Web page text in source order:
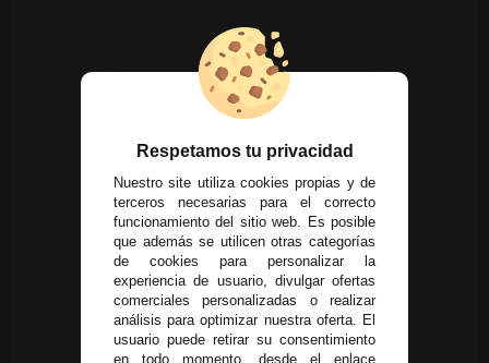
Respetamos tu privacidad
Nuestro site utiliza cookies propias y de
terceros necesarias para el correcto
funcionamiento del sitio web. Es posible
que además se utilicen otras categorías
de cookies para personalizar la
experiencia de usuario, divulgar ofertas
comerciales personalizadas o realizar
análisis para optimizar nuestra oferta. El
usuario puede retirar su consentimiento
en todo momento, desde el enlace